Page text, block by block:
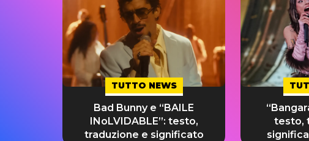
TUTTO NEWS
Bad Bunny e “BAILE
INoLVIDABLE”: testo,
traduzione e significato
testo,